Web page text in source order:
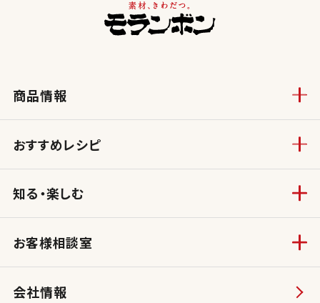
商品情報
おすすめレシピ
知る・楽しむ
お客様相談室
会社情報